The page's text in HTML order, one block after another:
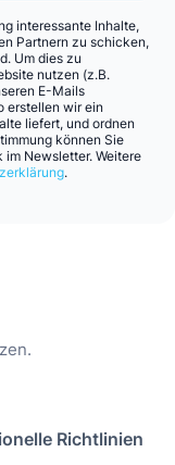
interessante Inhalte,
Partnern zu schicken,
Um dies zu
nutzen (z.B.
E-Mails
erstellen wir ein
liefert, und ordnen
können Sie
Newsletter. Weitere
.
Richtlinien